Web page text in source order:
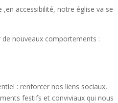
accessibilité, notre église va se
de nouveaux comportements :
: renforcer nos liens sociaux,
festifs et conviviaux qui nous